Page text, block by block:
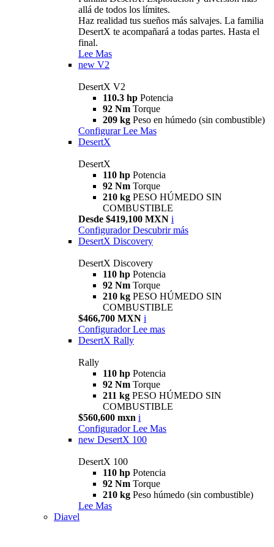
allá de todos los límites.
Haz realidad tus sueños más salvajes. La familia
DesertX te acompañará a todas partes. Hasta el
final.
Lee Mas
new V2
DesertX V2
110.3 hp Potencia
92 Nm Torque
209 kg Peso en húmedo (sin combustible)
Configurar Lee Mas
DesertX
DesertX
110 hp Potencia
92 Nm Torque
210 kg PESO HÚMEDO SIN
COMBUSTIBLE
Desde $419,100 MXN i
Configurador Descubrir más
DesertX Discovery
DesertX Discovery
110 hp Potencia
92 Nm Torque
210 kg PESO HÚMEDO SIN
COMBUSTIBLE
$466,700 MXN i
Configurador Lee mas
DesertX Rally
Rally
110 hp Potencia
92 Nm Torque
211 kg PESO HÚMEDO SIN
COMBUSTIBLE
$560,600 mxn i
Configurador Lee Mas
new DesertX 100
DesertX 100
110 hp Potencia
92 Nm Torque
210 kg Peso húmedo (sin combustible)
Lee Mas
Diavel